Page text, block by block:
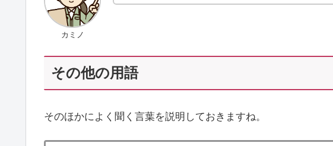
カミノ
その他の用語
そのほかによく聞く言葉を説明しておきますね。